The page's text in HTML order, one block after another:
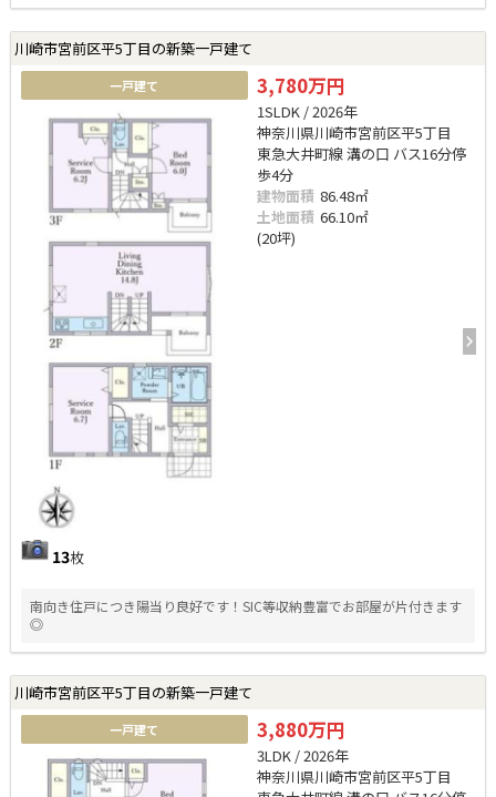
川崎市宮前区平5丁目の新築一戸建て
一戸建て
13枚
3,780万円
1SLDK / 2026年
神奈川県川崎市宮前区平5丁目
東急大井町線 溝の口 バス16分停
歩4分
建物面積 86.48㎡
土地面積 66.10㎡
(20坪)
南向き住戸につき陽当り良好です！SIC等収納豊富でお部屋が片付きます
◎
川崎市宮前区平5丁目の新築一戸建て
一戸建て 3,880万円
3LDK / 2026年
神奈川県川崎市宮前区平5丁目